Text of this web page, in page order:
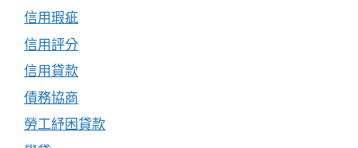
信用瑕疵
信用評分
信用貸款
債務協商
勞工紓困貸款